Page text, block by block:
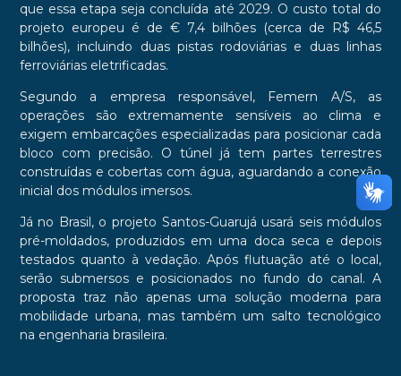
que essa etapa seja concluída até 2029. O custo total do
projeto europeu é de € 7,4 bilhões (cerca de R$ 46,5
bilhões), incluindo duas pistas rodoviárias e duas linhas
ferroviárias eletrificadas.
Segundo a empresa responsável, Femern A/S, as
operações são extremamente sensíveis ao clima e
exigem embarcações especializadas para posicionar cada
bloco com precisão. O túnel já tem partes terrestres
construídas e cobertas com água, aguardando a conexão
inicial dos módulos imersos.
Já no Brasil, o projeto Santos-Guarujá usará seis módulos
pré-moldados, produzidos em uma doca seca e depois
testados quanto à vedação. Após flutuação até o local,
serão submersos e posicionados no fundo do canal. A
proposta traz não apenas uma solução moderna para
mobilidade urbana, mas também um salto tecnológico
na engenharia brasileira.